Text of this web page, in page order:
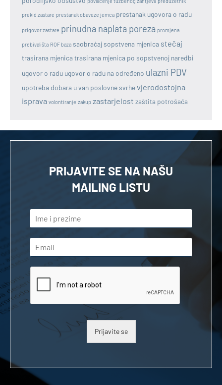
prekid zastare prestanak obaveze jemca prestanak ugovora o radu
prigovor zastare prinudna naplata poreza promjena
prebivališta ROF baza saobraćaj sopstvena mjenica stečaj
trasirana mjenica trasirana mjenica po sopstvenoj naredbi
ugovor o radu ugovor o radu na određeno ulazni PDV
upotreba dobara u van poslovne svrhevjerodostojna
isprava volontiranje zakup zastarjelost zaštita potrošača
PRIJAVITE SE NA NAŠU
MAILING LISTU
Prijavite se